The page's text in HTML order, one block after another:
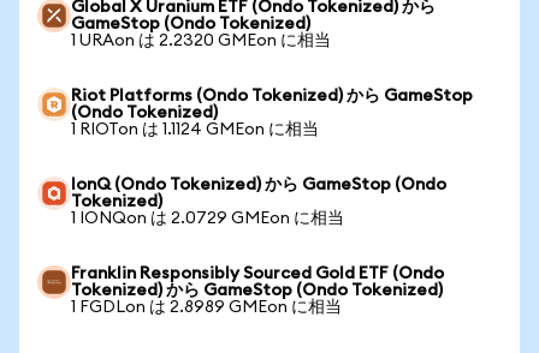
Global X Uranium ETF (Ondo Tokenized) から
GameStop (Ondo Tokenized)
1 URAon は 2.2320 GMEon に相当
Riot Platforms (Ondo Tokenized) から GameStop
(Ondo Tokenized)
1 RIOTon は 1.1124 GMEon に相当
IonQ (Ondo Tokenized) から GameStop (Ondo
Tokenized)
1 IONQon は 2.0729 GMEon に相当
Franklin Responsibly Sourced Gold ETF (Ondo
Tokenized) から GameStop (Ondo Tokenized)
1 FGDLon は 2.8989 GMEon に相当